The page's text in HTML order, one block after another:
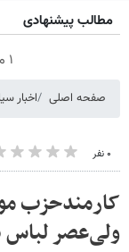
مطالب پیشنهادی
۱ میلیارد اعتبار خرید طلا | بدون ضامن و چک
صفحه اصلی اخبار
۰ نفر
کارمندحزب
ولی‌عصر لباس